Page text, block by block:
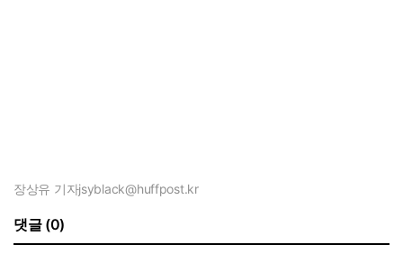
장상유 기자jsyblack@huffpost.kr
댓글 (0)